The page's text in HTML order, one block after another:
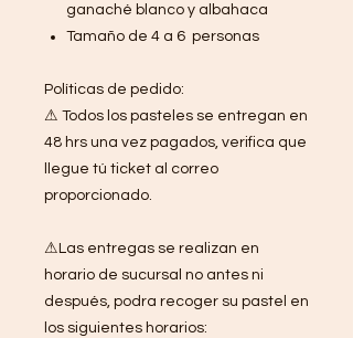
ganaché blanco y albahaca
Tamaño de 4 a 6 personas
Políticas de pedido:
⚠ Todos los pasteles se entregan en
48 hrs una vez pagados, verifica que
llegue tú ticket al correo
proporcionado.
⚠Las entregas se realizan en
horario de sucursal no antes ni
después, podra recoger su pastel en
los siguientes horarios: